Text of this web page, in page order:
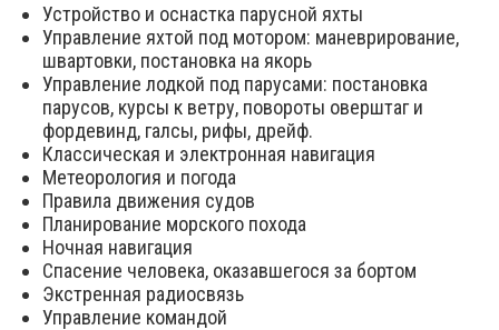
Устройство и оснастка парусной яхты
Управление яхтой под мотором: маневрирование,
швартовки, постановка на якорь
Управление лодкой под парусами: постановка
парусов, курсы к ветру, повороты оверштаг и
фордевинд, галсы, рифы, дрейф.
Классическая и электронная навигация
Метеорология и погода
Правила движения судов
Планирование морского похода
Ночная навигация
Спасение человека, оказавшегося за бортом
Экстренная радиосвязь
Управление командой